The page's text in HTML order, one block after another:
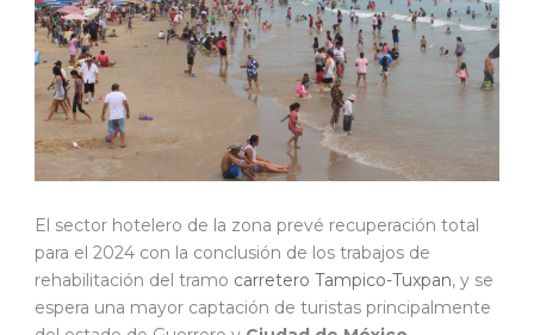
El sector hotelero de la zona prevé recuperación total
para el 2024 con la conclusión de los trabajos de
rehabilitación del tramo carretero Tampico-Tuxpan, y se
espera una mayor captación de turistas principalmente